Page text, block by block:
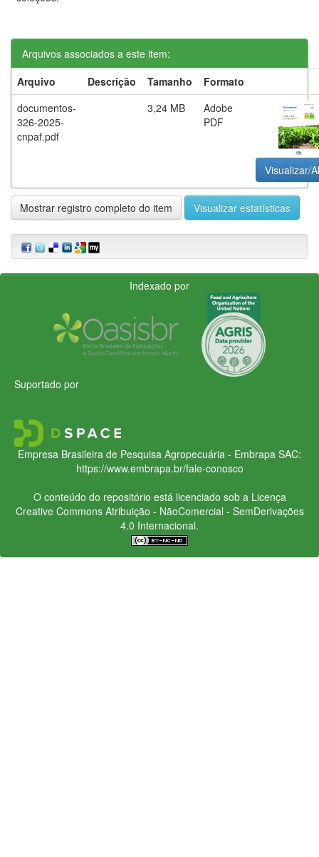
Arquivos associados a este item:
Arquivo
Descrição Tamanho
Formato
documentos-
326-2025-
cnpaf.pdf
3,24 MB
Adobe
PDF
Visualizar/
Mostrar registro completo do item Visualizar estatísticas
Indexado por
Suportado por
Empresa Brasileira de Pesquisa Agropecuária - Embrapa SAC:
https://www.embrapa.br/fale-conosco
O conteúdo do repositório está licenciado sob a Licença
Creative CommonsAtribuição - NãoComercial - SemDerivações
4.0 Internacional.